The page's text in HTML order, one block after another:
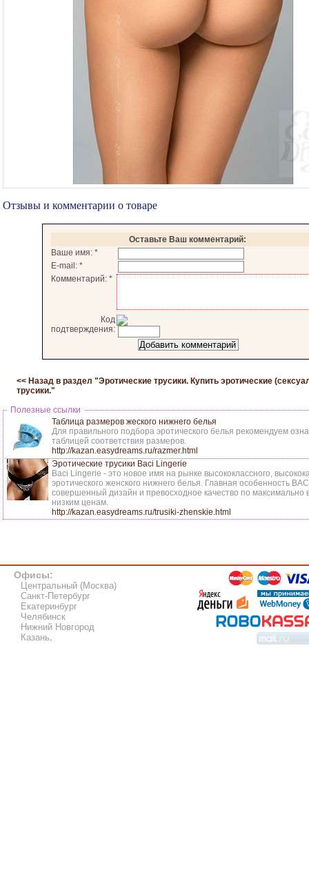
Отзывы и комментарии о товаре
Оставьте Ваш комментарий:
Ваше имя: *
E-mail: *
Комментарий: *
Код
подтверждения:
<< Назад в раздел "Эротические трусики. Купить эротические
трусики."
Полезные ссылки
Таблица размеров жеского нижнего белья
Для правильного подбора эротического белья рекомендуем
таблицей соответствия размеров.
http://kazan.easydreams.ru/razmer.html
Эротические трусики Baci Lingerie
Baci Lingerie - это новое имя на рынке высококлассного,
эротического женского нижнего белья. Главная особенность
совершенный дизайн и превосходное качество по
низким ценам.
http://kazan.easydreams.ru/trusiki-zhenskie.html
Офисы:
Центральный (Москва)
Санкт-Петербург
Екатеринбург
Челябинск
Нижний Новгород
Казань.